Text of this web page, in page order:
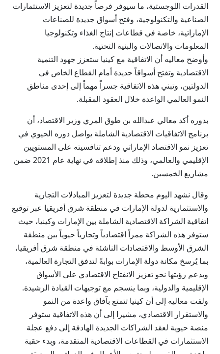
القدرات اللوجستية، ما سيوفر فرصاً جديدة لتعزيز الاستثمارات
الصناعية والتكنولوجية، وفتح أسواق جديدة للصناعات
الإماراتية، خاصة في قطاعات إنتاج الغذاء وتكنولوجيا
المعلومات والاتصالات والبنية التحتية.
وأوضح معاليه أن الاتفاقية مع كينيا ستعزز جهود التنمية
الاقتصادية وتفتح أسواقاً جديدة أمام القطاع الخاص في
الدولتين، وتبني هذه الاتفاقية جسراً مهماً إلى إحدى مناطق
النمو العالمي الواعدة خلال العقود المقبلة.
بدوره أكد معالي عبدالله بن طوق المري وزير الاقتصاد، أن
برنامج الاتفاقيات الاقتصادية الشاملة يواصل دوره الحيوي في
تعزيز نمو الاقتصاد الإماراتي ودعم تنافسيته على المستويين
الإقليمي والعالمي، وذلك منذ إطلاقه في نهاية عام 2021 ضمن
مشاريع الخمسين.
وقال نشهد اليوم محطة جديدة لتعزيز المبادلات التجارية
والاستثمارية لدولة الإمارات في منطقة شرق أفريقيا عبر توقيع
اتفاقية الشراكة الاقتصادية الشاملة بين الإمارات وكينيا، حيث
ستوفر هذه الشراكة ممراً اقتصادياً وتجارياً حيوياً بين منطقة
الشرق الأوسط والاقتصادات الناشئة في منطقة شرق أفريقيا،
بما يُرسخ مكانة دولة الإمارات بوابةً لتدفق التجارة العالمية،
ويدعم رؤيتها نحو تعزيز الانفتاح الاقتصادي على الأسواق
الإقليمية والدولية، وبما ينسجم مع توجيهات القيادة الرشيدة.
ولفت معاليه إلى أن كينيا تتمتع بآفاق واعدة من النمو
والاستقرار الاقتصادي، مشيرا إلى أن هذه الاتفاقية ستوفر
منصة حيوية لعقد الشراكات الجديدة الهادفة إلى دفع عجلة
الاستثمارات في القطاعات الاقتصادية المتقدمة، وبدء حقبة